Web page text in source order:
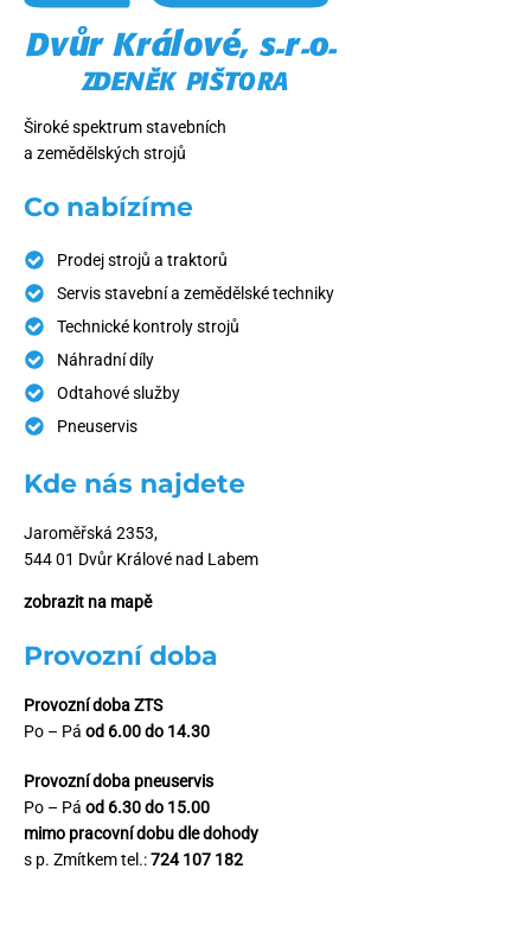
Široké spektrum stavebních
a zemědělských strojů
Co nabízíme
Prodej strojů a traktorů
Servis stavební a zemědělské techniky
Technické kontroly strojů
Náhradní díly
Odtahové služby
Pneuservis
Kde nás najdete
Jaroměřská 2353,
544 01 Dvůr Králové nad Labem
zobrazit na mapě
Provozní doba
Provozní doba ZTS
Po – Pá od 6.00 do 14.30
Provozní doba pneuservis
Po – Pá od 6.30 do 15.00
mimo pracovní dobu dle dohody
s p. Zmítkem tel.:724 107 182